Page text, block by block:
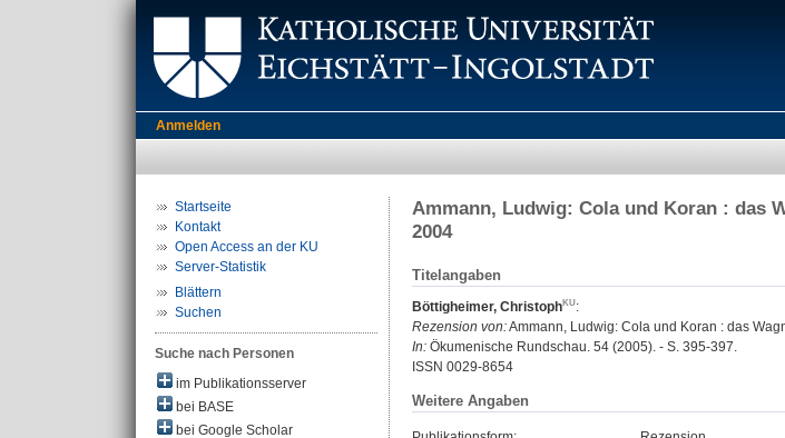
Anmelden
Startseite
Kontakt
Open Access an der KU
Server-Statistik
Blättern
Suchen
Suche nach Personen
im Publikationsserver
bei BASE
bei Google Scholar
Ammann, Ludwig: Cola und Koran : das
2004
Titelangaben
Böttigheimer, Christoph
:
Rezension von:Ammann, Ludwig: Cola und Koran : das
In: Ökumenische Rundschau. 54 (2005). - S. 395-397.
ISSN 0029-8654
Weitere Angaben